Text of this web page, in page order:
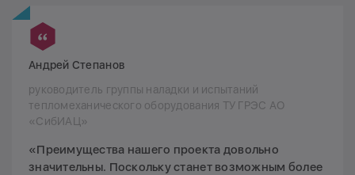
Андрей Степанов
руководитель группы наладки и испытаний
тепломеханического оборудования ТУ ГРЭС АО
«СибИАЦ»
«Преимущества нашего проекта довольно
значительны. Поскольку станет возможным более